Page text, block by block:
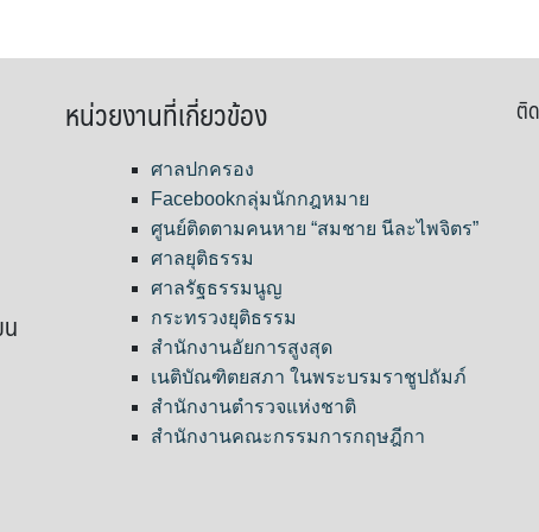
หน่วยงานที่เกี่ยวข้อง
ศาลปกครอง
Facebookกลุ่มนักกฎหมาย
ศูนย์ติดตามคนหาย “สมชาย นีละไพจิตร”
ศาลยุติธรรม
ศาลรัฐธรรมนูญ
กระทรวงยุติธรรม
สำนักงานอัยการสูงสุด
เนติบัณฑิตยสภา ในพระบรมราชูปถัมภ์
สำนักงานตำรวจแห่งชาติ
สำนักงานคณะกรรมการกฤษฎีกา
ติ